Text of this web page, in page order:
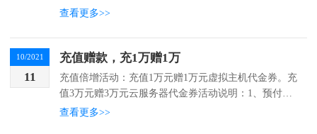
要求...
查看更多>>
10/2021
11
充值赠款，充1万赠1万
充值倍增活动：充值1万元赠1万元虚拟主机代金券。充
值3万元赠3万元云服务器代金券活动说明：1、预付款
及代金券需在1年内消费完毕（以订单开通时间）且预
查看更多>>